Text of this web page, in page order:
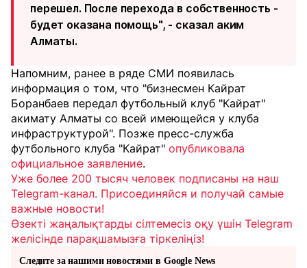
перешел. После перехода в собственность -
будет оказана помощь", - сказал аким
Алматы.
Напомним, ранее в ряде СМИ появилась
информация о том, что "бизнесмен Кайрат
Боранбаев передал футбольный клуб "Кайрат"
акимату Алматы со всей имеющейся у клуба
инфраструктурой". Позже пресс-служба
футбольного клуба "Кайрат" опубликовала
официальное заявление.
Уже более 200 тысяч человек подписаны на наш
Telegram-канал. Присоединяйся и получай самые
важные новости!
Өзекті жаңалықтарды сілтемесіз оқу үшін Telegram
желісінде парақшамызға тіркеліңіз!
Следите за нашими новостями в Google News